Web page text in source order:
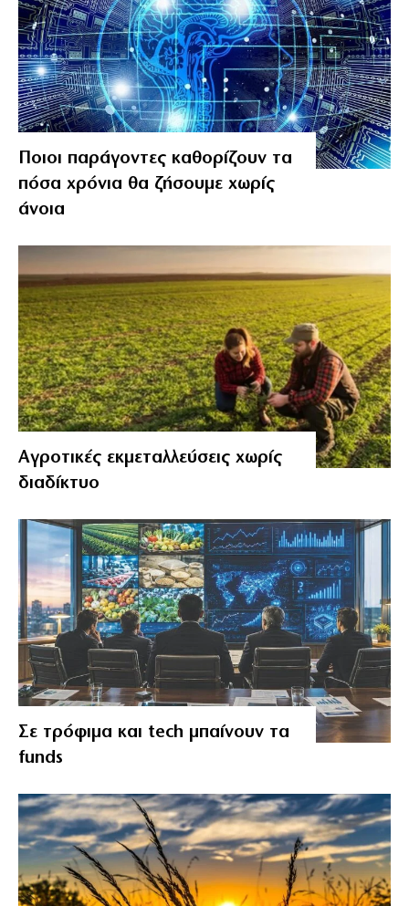
Ποιοι παράγοντες καθορίζουν τα
πόσα χρόνια θα ζήσουμε χωρίς
άνοια
Αγροτικές εκμεταλλεύσεις χωρίς
διαδίκτυο
Σε τρόφιμα και tech μπαίνουν τα
funds